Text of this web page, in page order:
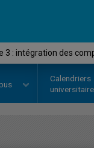
3 : intégration des
Calendriers